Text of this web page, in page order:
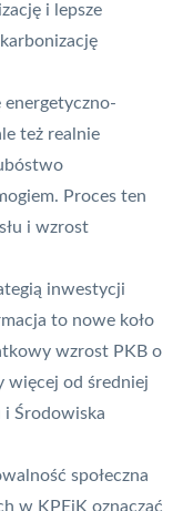
i lepsze
też realnie
Proces ten
i wzrost
inwestycji
to nowe koło
wzrost PKB o
więcej od średniej
i Środowiska
społeczna
w KPEiK oznaczać